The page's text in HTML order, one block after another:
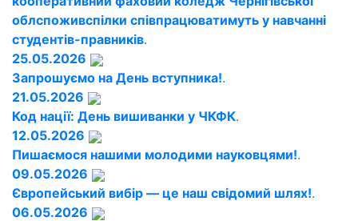
облспоживспілки співпрацюватимуть у навчанні
студентів-правників.
25.05.2026
Запрошуємо на День вступника!.
21.05.2026
Код нації: День вишиванки у ЧКФК.
12.05.2026
Пишаємося нашими молодими науковцями!.
09.05.2026
Європейський вибір — це наш свідомий шлях!.
06.05.2026